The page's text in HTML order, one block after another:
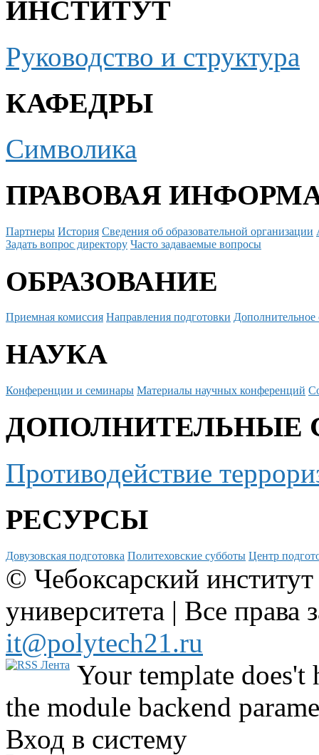
ИНСТИТУТ
Руководство и структура
КАФЕДРЫ
Символика
ПРАВОВАЯ
Партнеры История Сведения об образовательной организации
Задать вопрос директору Часто задаваемые вопросы
ОБРАЗОВАНИЕ
Приемная комиссия Направления подготовки Дополнительное
НАУКА
Конференции и семинары Материалы научных конференций
ДОПОЛНИТЕЛЬНЫЕ
Противодействие
РЕСУРСЫ
Довузовская подготовка Политеховские субботы Центр
© Чебоксарский
университета | Все
it@polytech21.ru
Your template
the module backend
Вход в систему